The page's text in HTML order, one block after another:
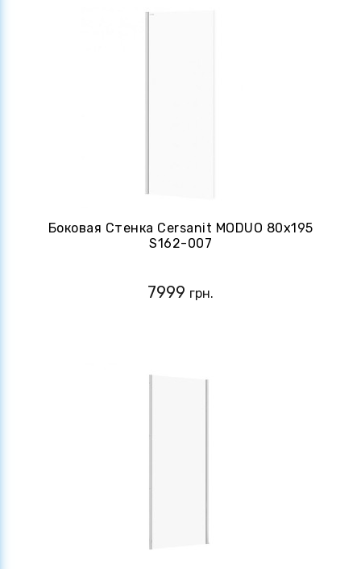
Боковая Стенка Cersanit MODUO 80х195
S162-007
7999 грн.